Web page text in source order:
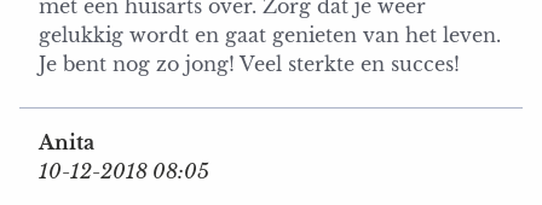
met een huisarts over. Zorg dat je weer
gelukkig wordt en gaat genieten van het leven.
Je bent nog zo jong! Veel sterkte en succes!
Anita
10-12-2018 08:05